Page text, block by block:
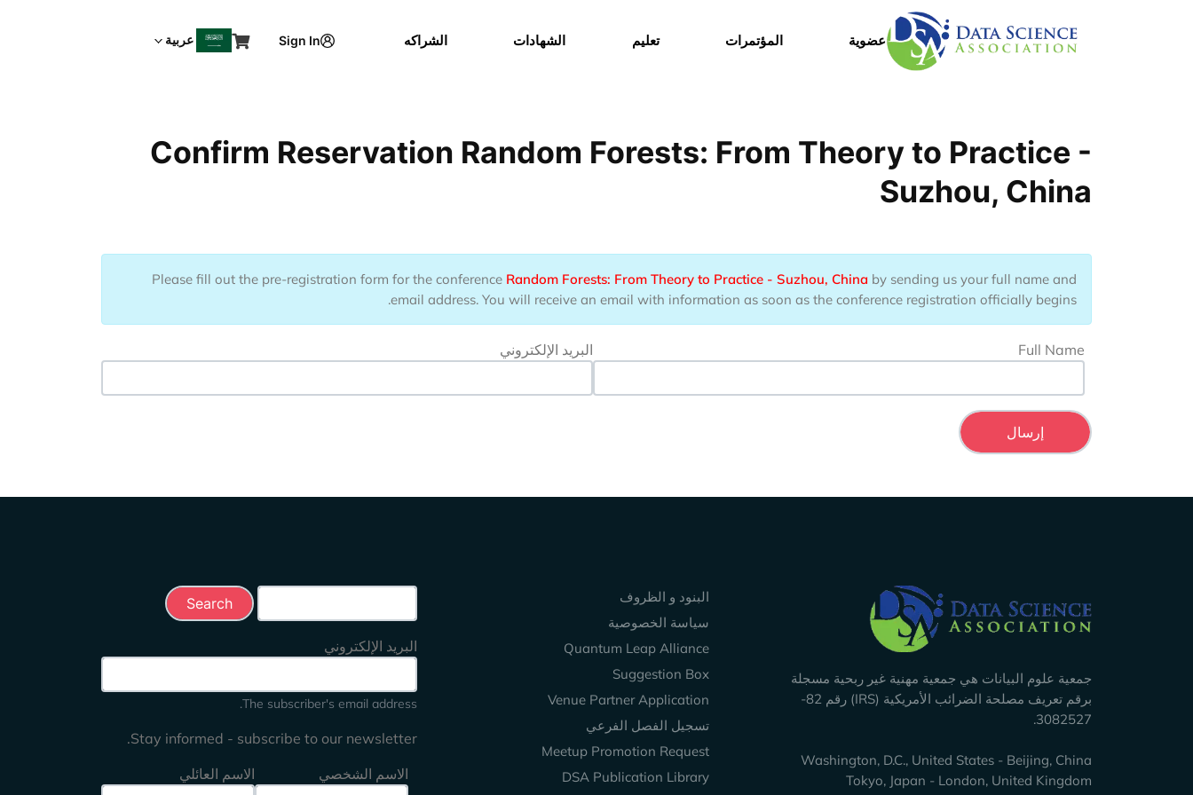
عضوية المؤتمرات تعليم الشهادات الشراكه Sign In عربية
Confirm Reservation Random Forests: From Theory to Practice -
Suzhou, China
Please fill out the pre-registration form for the conference Random Forests: From Theory to Practice - Suzhou, China by sending us your full name and
email address. You will receive an email with information as soon as the conference registration officially begins.
Full Name البريد الإلكتروني
Company Info
جمعية علوم البيانات هي جمعية مهنية غير ربحية مسجلة
برقم تعريف مصلحة الضرائب الأمريكية (IRS) رقم 82-
3082527.
Washington, D.C., United States - Beijing, China
Tokyo, Japan - London, United Kingdom
Keep Exploring
البنود و الظروف
سياسة الخصوصية
Quantum Leap Alliance
Suggestion Box
Venue Partner Application
تسجيل الفصل الفرعي
Meetup Promotion Request
DSA Publication Library
البريد الإلكتروني
The subscriber's email address.
Stay informed - subscribe to our newsletter.
الاسم الشخصي
الاسم العائلي